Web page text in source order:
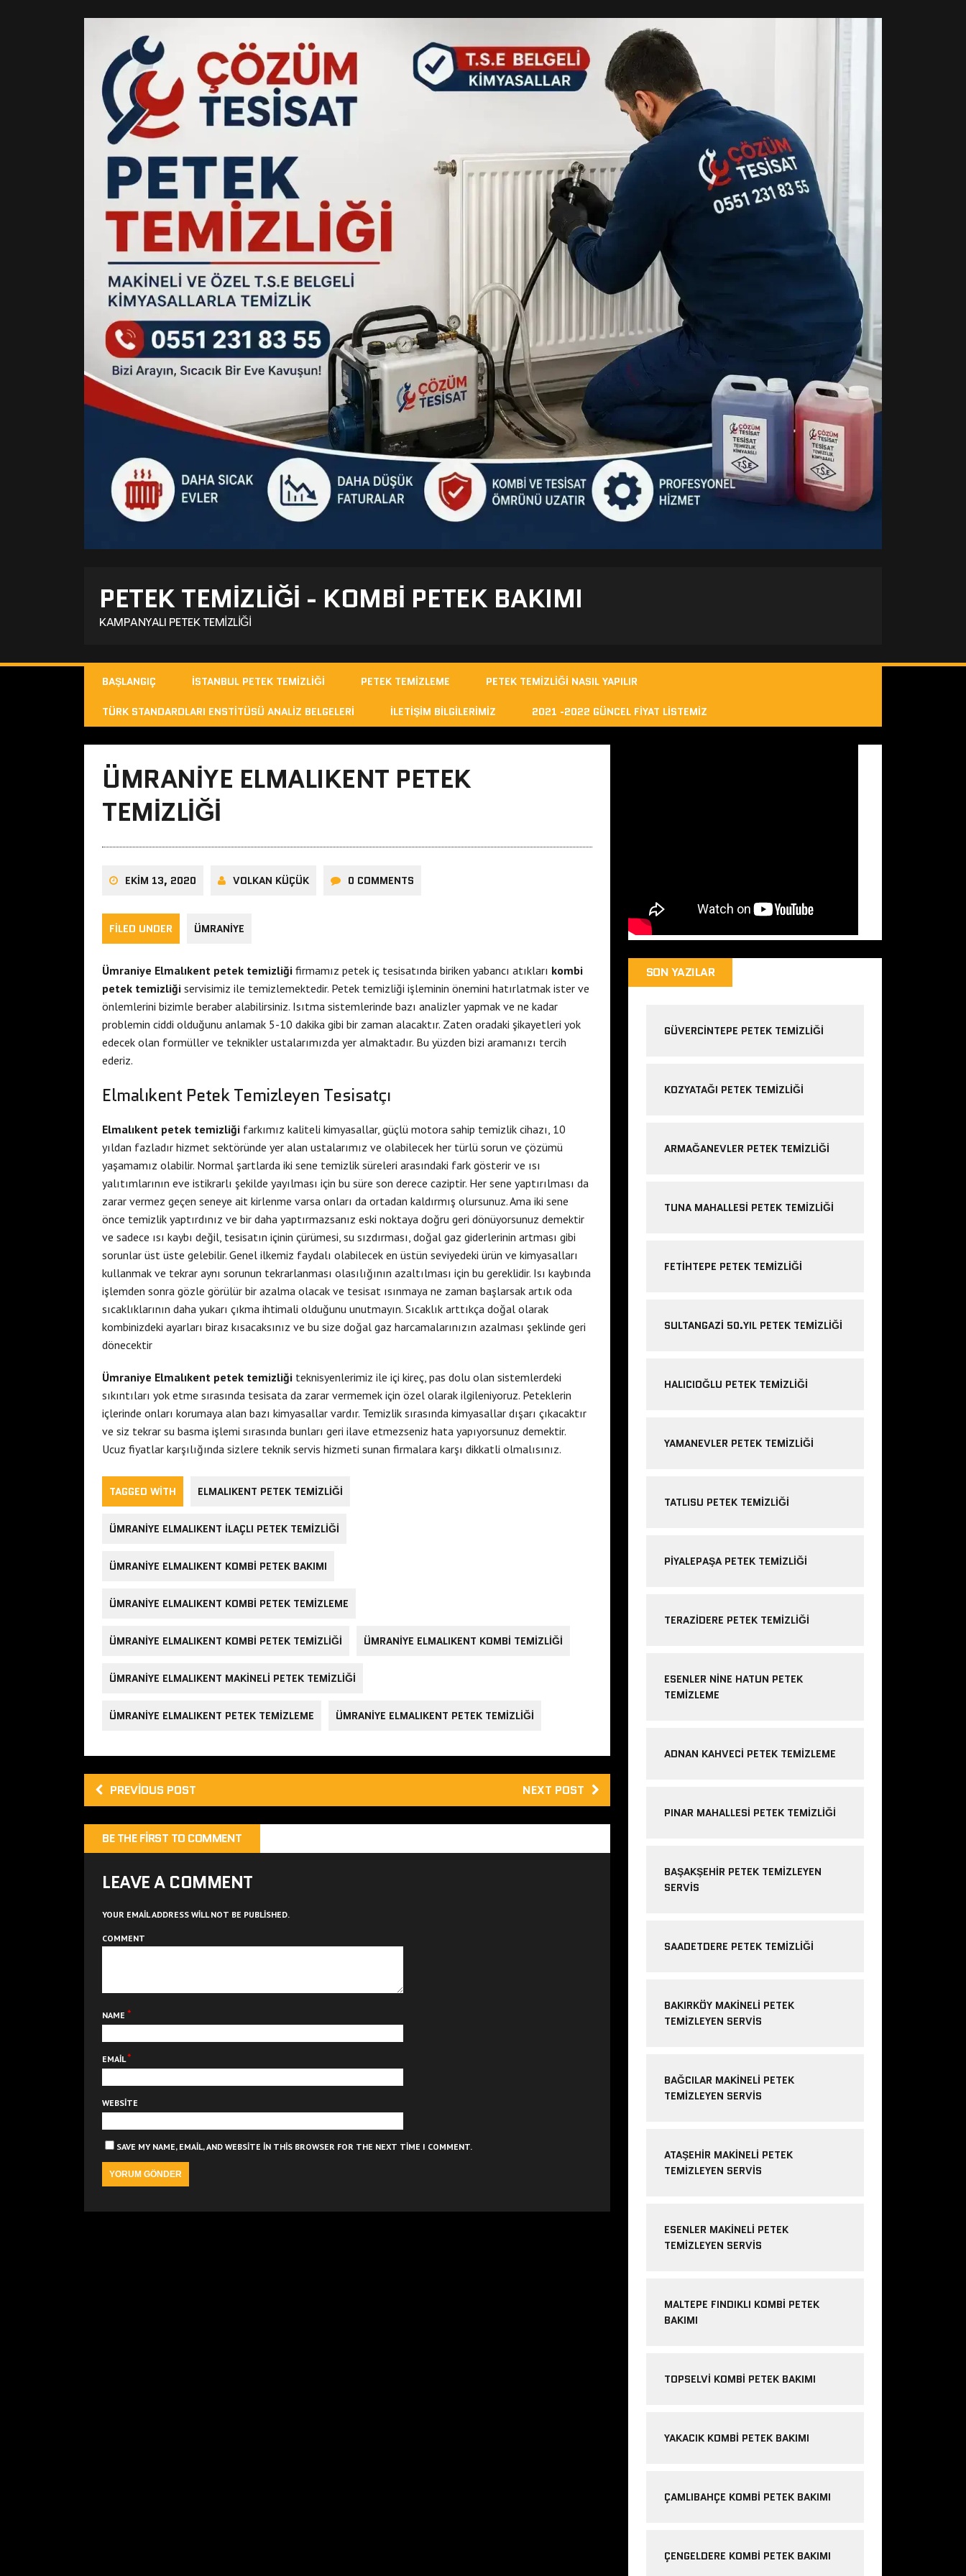
PETEK TEMIZLIĞI - KOMBI PETEK BAKIMI
KAMPANYALI PETEK TEMIZLIĞI
BAŞLANGIÇ İSTANBUL PETEK TEMIZLIĞI PETEK TEMIZLEME PETEK TEMIZLIĞI NASIL YAPILIR
TÜRK STANDARDLARI ENSTITÜSÜ ANALIZ BELGELERI İLETIŞIM BILGILERIMIZ 2021 -2022 GÜNCEL FIYAT LISTEMIZ
ÜMRANIYE ELMALIKENT PETEK
TEMIZLIĞI
EKIM 13, 2020 VOLKAN KÜÇÜK 0 COMMENTS
FILED UNDER ÜMRANIYE
Ümraniye Elmalıkent petek temizliği firmamız petek iç tesisatında biriken yabancı atıkları kombi
petek temizliği servisimiz ile temizlemektedir. Petek temizliği işleminin önemini hatırlatmak ister ve
önlemlerini bizimle beraber alabilirsiniz. Isıtma sistemlerinde bazı analizler yapmak ve ne kadar
problemin ciddi olduğunu anlamak 5-10 dakika gibi bir zaman alacaktır. Zaten oradaki şikayetleri yok
edecek olan formüller ve teknikler ustalarımızda yer almaktadır. Bu yüzden bizi aramanızı tercih
ederiz.
Elmalıkent Petek Temizleyen Tesisatçı
Elmalıkent petek temizliği farkımız kaliteli kimyasallar, güçlü motora sahip temizlik cihazı, 10
yıldan fazladır hizmet sektöründe yer alan ustalarımız ve olabilecek her türlü sorun ve çözümü
yaşamamız olabilir. Normal şartlarda iki sene temizlik süreleri arasındaki fark gösterir ve ısı
yalıtımlarının eve istikrarlı şekilde yayılması için bu süre son derece caziptir. Her sene yaptırılması da
zarar vermez geçen seneye ait kirlenme varsa onları da ortadan kaldırmış olursunuz. Ama iki sene
önce temizlik yaptırdınız ve bir daha yaptırmazsanız eski noktaya doğru geri dönüyorsunuz demektir
ve sadece ısı kaybı değil, tesisatın içinin çürümesi, su sızdırması, doğal gaz giderlerinin artması gibi
sorunlar üst üste gelebilir. Genel ilkemiz faydalı olabilecek en üstün seviyedeki ürün ve kimyasalları
kullanmak ve tekrar aynı sorunun tekrarlanması olasılığının azaltılması için bu gereklidir. Isı kaybında
işlemden sonra gözle görülür bir azalma olacak ve tesisat ısınmaya ne zaman başlarsak artık oda
sıcaklıklarının daha yukarı çıkma ihtimali olduğunu unutmayın. Sıcaklık arttıkça doğal olarak
kombinizdeki ayarları biraz kısacaksınız ve bu size doğal gaz harcamalarınızın azalması şeklinde geri
dönecektir
Ümraniye Elmalıkent petek temizliği teknisyenlerimiz ile içi kireç, pas dolu olan sistemlerdeki
sıkıntıları yok etme sırasında tesisata da zarar vermemek için özel olarak ilgileniyoruz. Peteklerin
içlerinde onları korumaya alan bazı kimyasallar vardır. Temizlik sırasında kimyasallar dışarı çıkacaktır
ve siz tekrar su basma işlemi sırasında bunları geri ilave etmezseniz hata yapıyorsunuz demektir.
Ucuz fiyatlar karşılığında sizlere teknik servis hizmeti sunan firmalara karşı dikkatli olmalısınız.
TAGGED WITH ELMALIKENT PETEK TEMIZLIĞI
ÜMRANIYE ELMALIKENT ILAÇLI PETEK TEMIZLIĞI
ÜMRANIYE ELMALIKENT KOMBI PETEK BAKIMI
ÜMRANIYE ELMALIKENT KOMBI PETEK TEMIZLEME
ÜMRANIYE ELMALIKENT KOMBI PETEK TEMIZLIĞI ÜMRANIYE ELMALIKENT KOMBI TEMIZLIĞI
ÜMRANIYE ELMALIKENT MAKINELI PETEK TEMIZLIĞI
ÜMRANIYE ELMALIKENT PETEK TEMIZLEME ÜMRANIYE ELMALIKENT PETEK TEMIZLIĞI
PREVIOUS POST NEXT POST
BE THE FIRST TO COMMENT
LEAVE A COMMENT
YOUR EMAIL ADDRESS WILL NOT BE PUBLISHED.
COMMENT
NAME *
EMAIL*
WEBSITE
SAVE MY NAME, EMAIL, AND WEBSITE IN THIS BROWSER FOR THE NEXT TIME I COMMENT.
SON YAZILAR
GÜVERCINTEPE PETEK TEMIZLIĞI
KOZYATAĞI PETEK TEMIZLIĞI
ARMAĞANEVLER PETEK TEMIZLIĞI
TUNA MAHALLESI PETEK TEMIZLIĞI
FETIHTEPE PETEK TEMIZLIĞI
SULTANGAZI 50.YIL PETEK TEMIZLIĞI
HALICIOĞLU PETEK TEMIZLIĞI
YAMANEVLER PETEK TEMIZLIĞI
TATLISU PETEK TEMIZLIĞI
PIYALEPAŞA PETEK TEMIZLIĞI
TERAZIDERE PETEK TEMIZLIĞI
ESENLER NINE HATUN PETEK
TEMIZLEME
ADNAN KAHVECI PETEK TEMIZLEME
PINAR MAHALLESI PETEK TEMIZLIĞI
BAŞAKŞEHIR PETEK TEMIZLEYEN
SERVIS
SAADETDERE PETEK TEMIZLIĞI
BAKIRKÖY MAKINELI PETEK
TEMIZLEYEN SERVIS
BAĞCILAR MAKINELI PETEK
TEMIZLEYEN SERVIS
ATAŞEHIR MAKINELI PETEK
TEMIZLEYEN SERVIS
ESENLER MAKINELI PETEK
TEMIZLEYEN SERVIS
MALTEPE FINDIKLI KOMBI PETEK
BAKIMI
TOPSELVI KOMBI PETEK BAKIMI
YAKACIK KOMBI PETEK BAKIMI
ÇAMLIBAHÇE KOMBI PETEK BAKIMI
ÇENGELDERE KOMBI PETEK BAKIMI